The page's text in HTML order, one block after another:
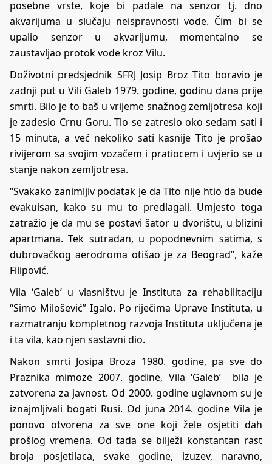
posebne vrste, koje bi padale na senzor tj. dno
akvarijuma u slučaju neispravnosti vode. Čim bi se
upalio senzor u akvarijumu, momentalno se
zaustavljao protok vode kroz Vilu.
Doživotni predsjednik SFRJ Josip Broz Tito boravio je
zadnji put u Vili Galeb 1979. godine, godinu dana prije
smrti. Bilo je to baš u vrijeme snažnog zemljotresa koji
je zadesio Crnu Goru. Tlo se zatreslo oko sedam sati i
15 minuta, a već nekoliko sati kasnije Tito je prošao
rivijerom sa svojim vozačem i pratiocem i uvjerio se u
stanje nakon zemljotresa.
“Svakako zanimljiv podatak je da Tito nije htio da bude
evakuisan, kako su mu to predlagali. Umjesto toga
zatražio je da mu se postavi šator u dvorištu, u blizini
apartmana. Tek sutradan, u popodnevnim satima, s
dubrovačkog aerodroma otišao je za Beograd”, kaže
Filipović.
Vila ‘Galeb’ u vlasništvu je Instituta za rehabilitaciju
“Simo Milošević” Igalo. Po riječima Uprave Instituta, u
razmatranju kompletnog razvoja Instituta uključena je
i ta vila, kao njen sastavni dio.
Nakon smrti Josipa Broza 1980. godine, pa sve do
Praznika mimoze 2007. godine, Vila ‘Galeb’ bila je
zatvorena za javnost. Od 2000. godine uglavnom su je
iznajmljivali bogati Rusi. Od juna 2014. godine Vila je
ponovo otvorena za sve one koji žele osjetiti dah
prošlog vremena. Od tada se bilježi konstantan rast
broja posjetilaca, svake godine, izuzev, naravno,